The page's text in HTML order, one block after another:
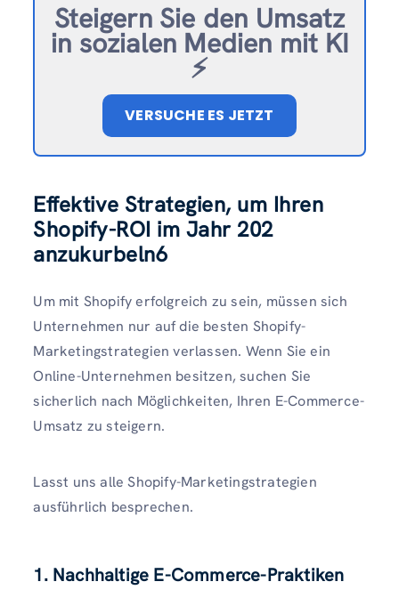
Steigern Sie den Umsatz
in sozialen Medien mit KI
⚡️
VERSUCHE ES JETZT
Effektive Strategien, um Ihren
Shopify-ROI im Jahr 202
anzukurbeln6
Um mit Shopify erfolgreich zu sein, müssen sich
Unternehmen nur auf die besten Shopify-
Marketingstrategien verlassen. Wenn Sie ein
Online-Unternehmen besitzen, suchen Sie
sicherlich nach Möglichkeiten, Ihren E-Commerce-
Umsatz zu steigern.
Lasst uns alle Shopify-Marketingstrategien
ausführlich besprechen.
1. Nachhaltige E-Commerce-Praktiken